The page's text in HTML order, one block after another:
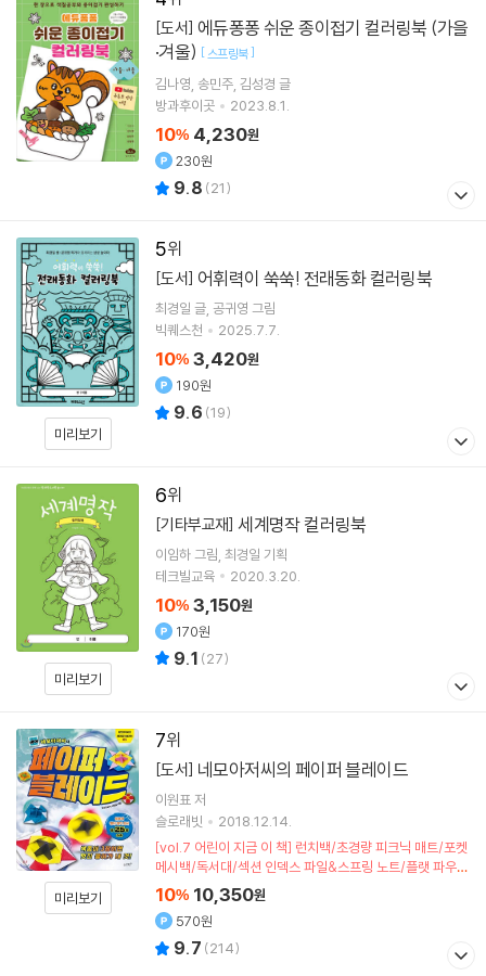
[도서]
·겨울) [스프링북]
김나영 송민주 김성경 글
방과후이곳
2023.8.1.
10% 4,230원
230원
9.8 (21)
5
미리보기
[도서] 어휘력이 쑥쑥! 전래동화 컬러링북
최경일 글 공귀영 그림
빅퀘스천
2025.7.7.
10% 3,420원
190원
9.6 (19)
6
미리보기
[기타부교재] 세계명작 컬러링북
이임하그림 최경일 기획
테크빌교육
2020.3.20.
10% 3,150원
170원
9.1 (27)
7
미리보기
[도서] 네모아저씨의 페이퍼 블레이드
이원표 저
슬로래빗
2018.12.14.
[vol.7 어린이 지금 이 책] 런치백/초경량 피크닉 매트/포켓
메시백/독서대/섹션 인덱스 파일&스프링 노트/플랫 파우치
(포인트차감)
10% 10,350원
570원
9.7 (214)